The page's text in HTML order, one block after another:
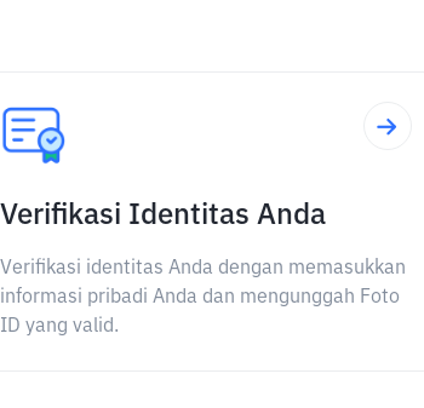
Verifikasi Identitas Anda
Verifikasi identitas Anda dengan memasukkan
informasi pribadi Anda dan mengunggah Foto
ID yang valid.